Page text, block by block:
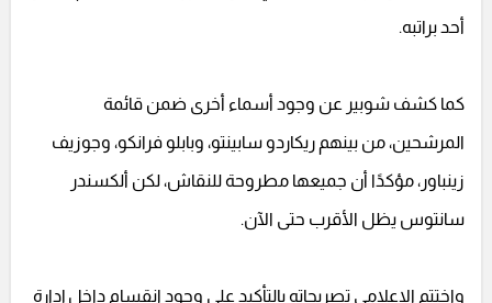
أحد براتبه.
كما كشف شوبير عن وجود أسماء أخرى ضمن قائمة
المرشحين، من بينهم ريكاردو سابينتو، وبابلو فرانكو، وجوزيف
زينباور، مؤكدًا أن جميعها مطروحة للنقاش، لكن ألكسندر
سانتوس يظل الأقرب حتى الآن.
واختتم الإعلامي تصريحاته بالتأكيد على وجود انقسام داخل إدارة